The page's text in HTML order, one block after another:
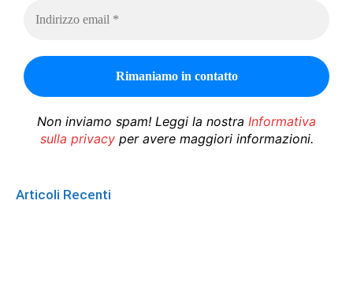
Non inviamo spam! Leggi la nostra Informativa
sulla privacyper avere maggiori informazioni.
Articoli Recenti